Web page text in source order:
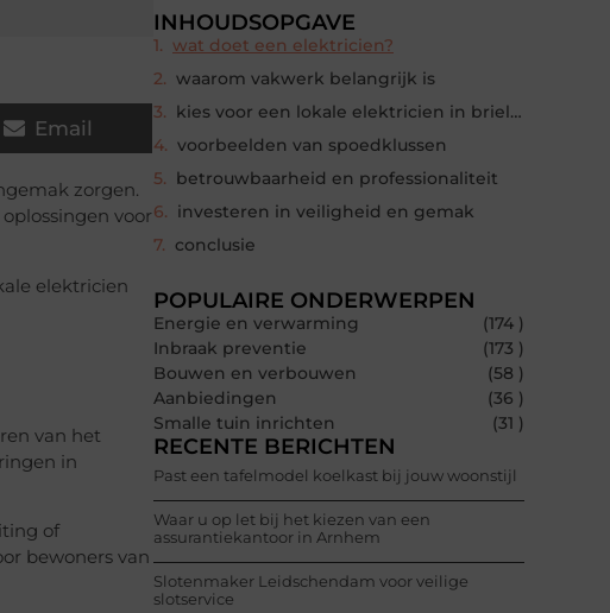
Email
zorgen.
voor
elektricien
van het
in
of
bewoners van
INHOUDSOPGAVE
wat doet een elektricien?
waarom vakwerk belangrijk is
kies voor een lokale elektricien in brielle
voorbeelden van spoedklussen
betrouwbaarheid en professionaliteit
investeren in veiligheid en gemak
conclusie
POPULAIRE ONDERWERPEN
Energie en verwarming
(174 )
Inbraak preventie
(173 )
Bouwen en verbouwen
(58 )
Aanbiedingen
(36 )
Smalle tuin inrichten
(31 )
RECENTE BERICHTEN
Past een tafelmodel koelkast bij jouw woonstijl
Waar u op let bij het kiezen van een
assurantiekantoor in Arnhem
Slotenmaker Leidschendam voor veilige
slotservice